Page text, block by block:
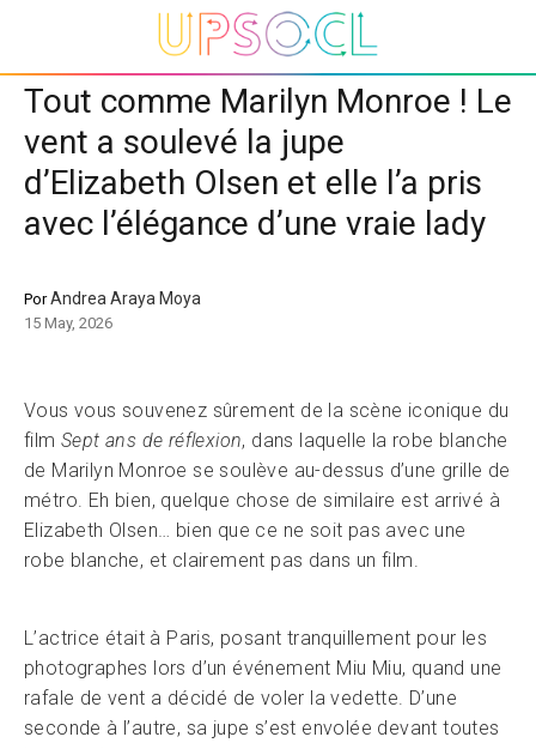
Tout comme Marilyn Monroe ! Le
vent a soulevé la jupe
d’Elizabeth Olsen et elle l’a pris
avec l’élégance d’une vraie lady
PorAndrea Araya Moya
15 May, 2026
Vous vous souvenez sûrement de la scène iconique du
film Sept ans de réflexion, dans laquelle la robe blanche
de Marilyn Monroe se soulève au-dessus d’une grille de
métro. Eh bien, quelque chose de similaire est arrivé à
Elizabeth Olsen… bien que ce ne soit pas avec une
robe blanche, et clairement pas dans un film.
L’actrice était à Paris, posant tranquillement pour les
photographes lors d’un événement Miu Miu, quand une
rafale de vent a décidé de voler la vedette. D’une
seconde à l’autre, sa jupe s’est envolée devant toutes